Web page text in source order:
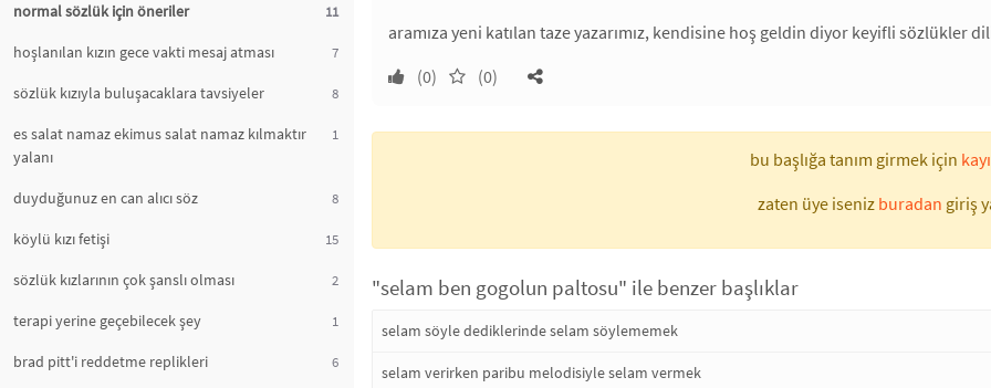
normal sözlük için öneriler 11
hoşlanılan kızın gece vakti mesaj atması 7
sözlük kızıyla buluşacaklara tavsiyeler 8
es salat namaz ekimus salat namaz kılmaktır
yalanı
1
duyduğunuz en can alıcı söz 8
köylü kızı fetişi 15
sözlük kızlarının çok şanslı olması 2
terapi yerine geçebilecek şey 1
brad pitt'i reddetme replikleri 6
aramıza yeni katılan taze yazarımız, kendisine hoş geldin diyor keyifli sözlükler
(0)
(0)
bu başlığa tanım girmek için
zaten üye iseniz buradan giriş
"selam ben gogolun paltosu" ile benzer başlıklar
selam söyle dediklerinde selam söylememek
selam verirken paribu melodisiyle selam vermek